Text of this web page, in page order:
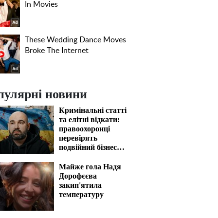
новини
Кримінальні статті
та елітні відкати:
правоохоронці
перевірять
подвійний бізнес
Конотопського
Майже гола Надя
Дорофєєва
закип'ятила
температуру